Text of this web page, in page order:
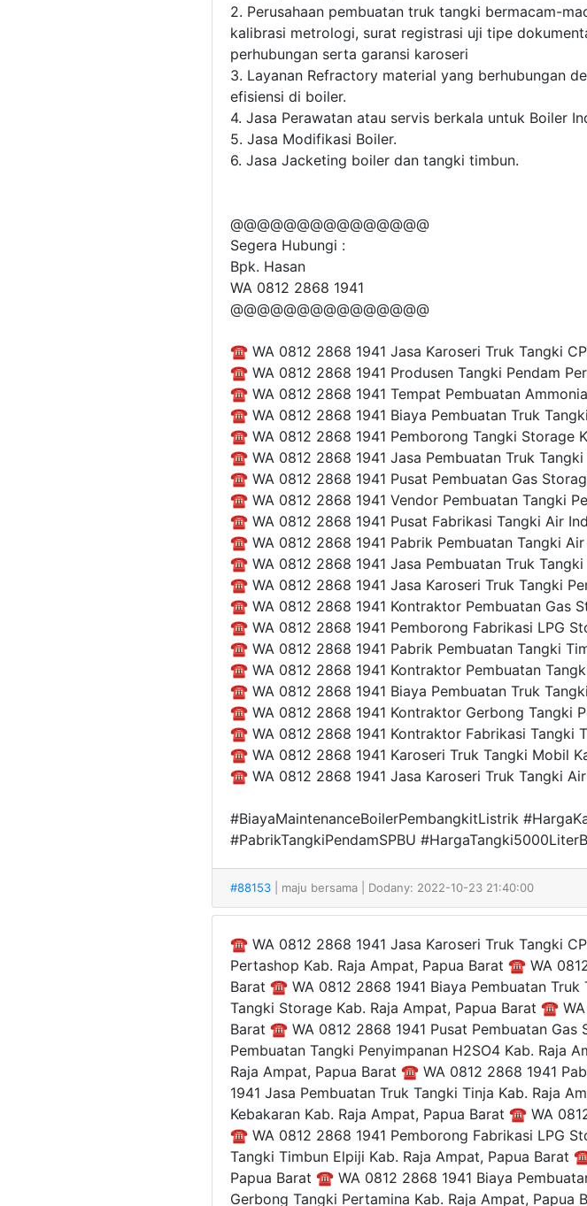
2. Perusahaan pembuatan truk tangki bermacam-
kalibrasi metrologi, surat registrasi uji tipe
perhubungan serta garansi karoseri
3. Layanan Refractory material yang berhubungan
efisiensi di boiler.
4. Jasa Perawatan atau servis berkala untuk Boiler
5. Jasa Modifikasi Boiler.
6. Jasa Jacketing boiler dan tangki timbun.
@@@@@@@@@@@@@@@
Segera Hubungi :
Bpk. Hasan
WA 0812 2868 1941
@@@@@@@@@@@@@@@
☎ WA 0812 2868 1941 Jasa Karoseri Truk Tangki
☎ WA 0812 2868 1941 Produsen Tangki Pendam
☎ WA 0812 2868 1941 Tempat Pembuatan
☎ WA 0812 2868 1941 Biaya Pembuatan Truk
☎ WA 0812 2868 1941 Pemborong Tangki Storage
☎ WA 0812 2868 1941 Jasa Pembuatan Truk
☎ WA 0812 2868 1941 Pusat Pembuatan Gas
☎ WA 0812 2868 1941 Vendor Pembuatan Tangki
☎ WA 0812 2868 1941 Pusat Fabrikasi Tangki Air
☎ WA 0812 2868 1941 Pabrik Pembuatan Tangki
☎ WA 0812 2868 1941 Jasa Pembuatan Truk
☎ WA 0812 2868 1941 Jasa Karoseri Truk Tangki
☎ WA 0812 2868 1941 Kontraktor Pembuatan Gas
☎ WA 0812 2868 1941 Pemborong Fabrikasi LPG
☎ WA 0812 2868 1941 Pabrik Pembuatan Tangki
☎ WA 0812 2868 1941 Kontraktor Pembuatan
☎ WA 0812 2868 1941 Biaya Pembuatan Truk
☎ WA 0812 2868 1941 Kontraktor Gerbong Tangki
☎ WA 0812 2868 1941 Kontraktor Fabrikasi Tangki
☎ WA 0812 2868 1941 Karoseri Truk Tangki Mobil
☎ WA 0812 2868 1941 Jasa Karoseri Truk Tangki
#BiayaMaintenanceBoilerPembangkitListrik
#PabrikTangkiPendamSPBU
#88153 | maju bersama | Dodany: 2022-10-23 21:40:00
☎ WA 0812 2868 1941 Jasa Karoseri Truk Tangki
Pertashop Kab. Raja Ampat, Papua Barat ☎ WA
Barat ☎ WA 0812 2868 1941 Biaya Pembuatan
Tangki Storage Kab. Raja Ampat, Papua Barat ☎
Barat ☎ WA 0812 2868 1941 Pusat Pembuatan
Pembuatan Tangki Penyimpanan H2SO4 Kab. Raja
Raja Ampat, Papua Barat ☎ WA 0812 2868 1941
1941 Jasa Pembuatan Truk Tangki Tinja Kab. Raja
Kebakaran Kab. Raja Ampat, Papua Barat ☎ WA
☎ WA 0812 2868 1941 Pemborong Fabrikasi LPG
Tangki Timbun Elpiji Kab. Raja Ampat, Papua Barat
Papua Barat ☎ WA 0812 2868 1941 Biaya
Gerbong Tangki Pertamina Kab. Raja Ampat,